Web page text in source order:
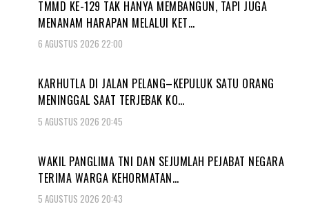
TMMD KE-129 TAK HANYA MEMBANGUN, TAPI JUGA
MENANAM HARAPAN MELALUI KET…
6 AGUSTUS 2026 22:00
KARHUTLA DI JALAN PELANG–KEPULUK SATU ORANG
MENINGGAL SAAT TERJEBAK KO…
5 AGUSTUS 2026 20:45
WAKIL PANGLIMA TNI DAN SEJUMLAH PEJABAT NEGARA
TERIMA WARGA KEHORMATAN…
5 AGUSTUS 2026 20:43